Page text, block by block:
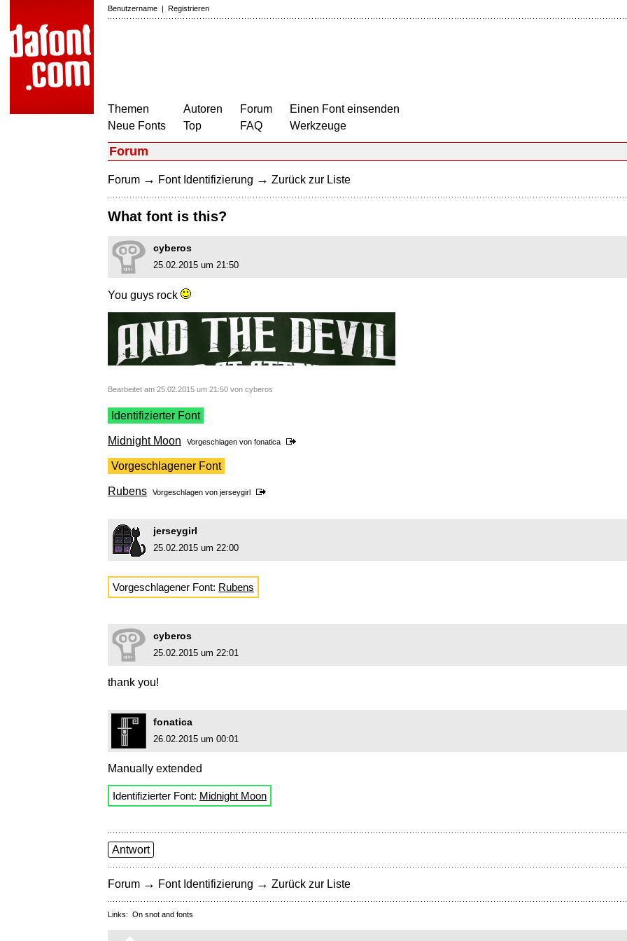
Benutzername | Registrieren
Themen
Neue Fonts
Autoren
Top
Forum
FAQ
Einen Font einsenden
Werkzeuge
Forum
Forum → Font Identifizierung → Zurück zur Liste
What font is this?
cyberos
25.02.2015 um 21:50
You guys rock
Bearbeitet am 25.02.2015 um 21:50 von cyberos
Identifizierter Font
Midnight Moon Vorgeschlagen von fonatica
Vorgeschlagener Font
Rubens Vorgeschlagen von jerseygirl
jerseygirl
25.02.2015 um 22:00
Vorgeschlagener Font: Rubens
cyberos
25.02.2015 um 22:01
thank you!
fonatica
26.02.2015 um 00:01
Manually extended
Identifizierter Font: Midnight Moon
Antwort
Forum → Font Identifizierung → Zurück zur Liste
Links: On snot and fonts